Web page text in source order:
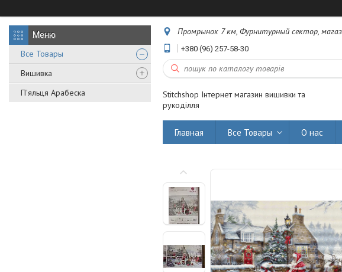
Все Товары
Вишивка
П'яльця Арабеска
Промрынок 7 км, Фурнитурный сектор,
+380 (96) 257-58-30
Stitchshop Інтернет магазин вишивки та
рукоділля
Главная Все Товары О нас